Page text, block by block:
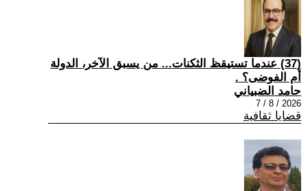
(37) عندما تستيقظ الثكنات... من يسبق الآخر، الدولة
أم الفوضى؟ .
حامد الضبياني
2026 / 8 / 7
قضايا ثقافية